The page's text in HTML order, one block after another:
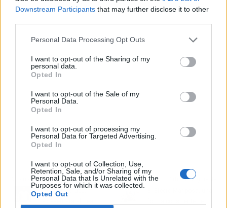
Downstream Participants that may further disclose it to other
Personal Data Processing Opt Outs
I want to opt-out of the Sharing of my
personal data.
Opted In
I want to opt-out of the Sale of my
Personal Data.
Opted In
I want to opt-out of processing my
Personal Data for Targeted Advertising.
Opted In
I want to opt-out of Collection, Use,
Retention, Sale, and/or Sharing of my
Personal Data that Is Unrelated with the
Purposes for which it was collected.
Opted Out
Publicidad
Artículo anterior
Omar El Morabet
Artículo siguiente